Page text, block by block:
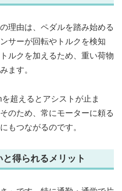
理由は、ペダルを踏み始める
サーが回転やトルクを検知
ルクを加えるため、重い荷物
ます。
超えるとアシストが止ま
のため、常にモーターに頼る
もつながるのです。
得られるメリット